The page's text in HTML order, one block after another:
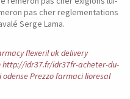
pas cher reglementations
Serge Lama.
flexeril uk delivery
http://idr37.fr/idr37fr-acheter-du-
odensePrezzo farmaci lioresal